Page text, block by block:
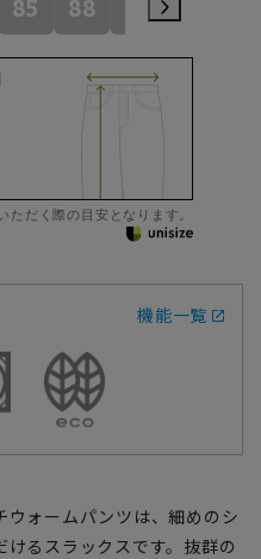
だく際の目安となります。
機能一覧
ォームパンツは、細めのシ
るスラックスです。抜群の